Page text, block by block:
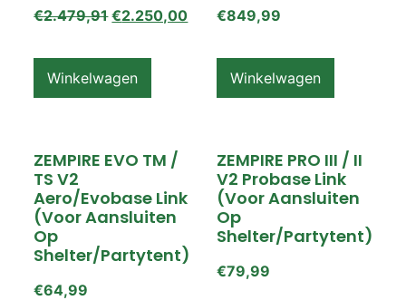
€2.479,91 €2.250,00
Winkelwagen
€849,99
Winkelwagen
ZEMPIRE EVO TM /
TS V2
Aero/Evobase Link
(voor Aansluiten
Op
Shelter/partytent)
€64,99
ZEMPIRE PRO III / II
V2 Probase Link
(voor Aansluiten
Op
Shelter/partytent)
€79,99